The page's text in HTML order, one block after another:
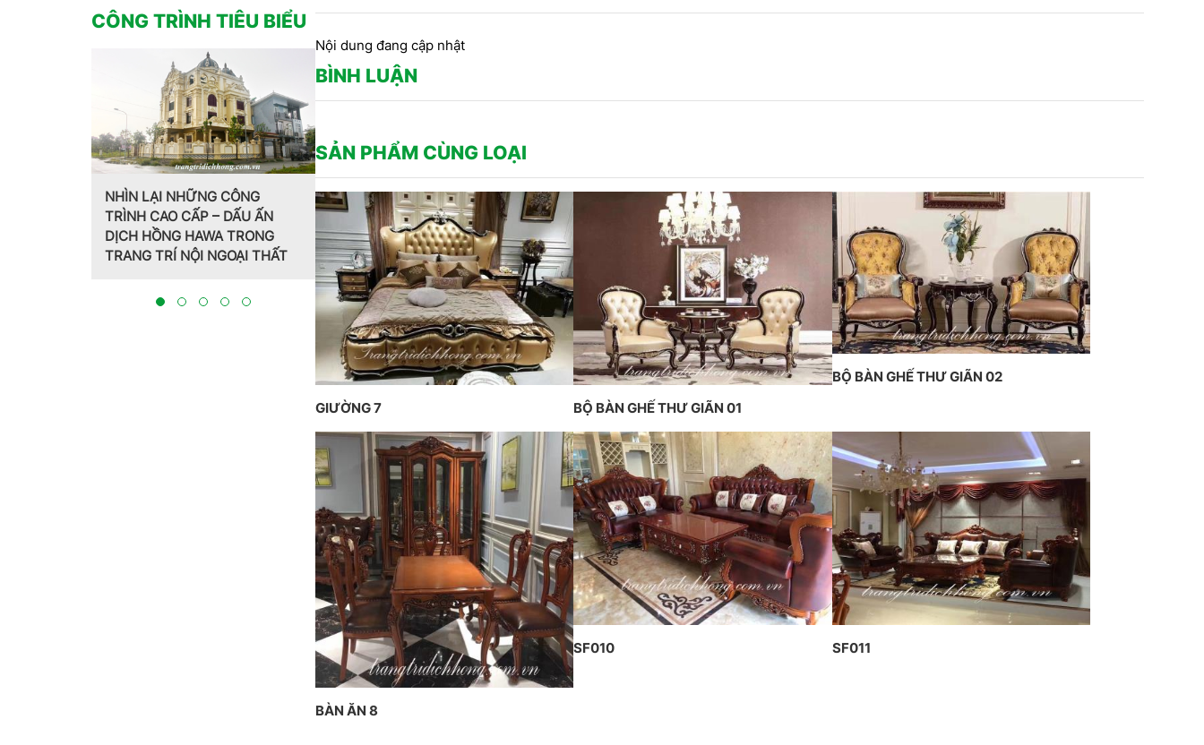
Nội dung đang cập nhật
BÌNH LUẬN
SẢN PHẨM CÙNG LOẠI
GIƯỜNG 7 BỘ BÀN GHẾ THƯ GIÃN 01
BỘ BÀN GHẾ THƯ GIÃN 02
BÀN ĂN 8
SF010 SF011
CÔNG TRÌNH TIÊU BIỂU
Trang trí nội thất theo phong
cách Pháp do CT CP Dịch
Hồng Hawa thiết kế, thi công
MẪU PHÀO CHỈ THẠCH CAO -
HOA VĂN TRANG TRÍ TRẦN DO
CT CP DỊCH HỒNG HAWA
THỰC HIỆN TẠI PENHOUSE
BẮC NINH
CÔNG TRÌNH SỬ DỤNG PHÀO
CHỈ HOA VĂN THẠCH CAO DO
CÔNG TY DỊCH HỒNG HAWA
THIẾT KẾ VÀ THI CÔNG THEO
PHONG CÁCH TRANG TRÍ NỘI
THẤT PHÁP
Công trình thi công phào chỉ
thạch cao dát vàng kết hợp đèn
trần nghệ thuật của CT Dịch
Hồng Hawa thiết kế và thi công
NHÌN LẠI NHỮNG CÔNG
TRÌNH CAO CẤP – DẤU ẤN
DỊCH HỒNG HAWA TRONG
TRANG TRÍ NỘI NGOẠI THẤT